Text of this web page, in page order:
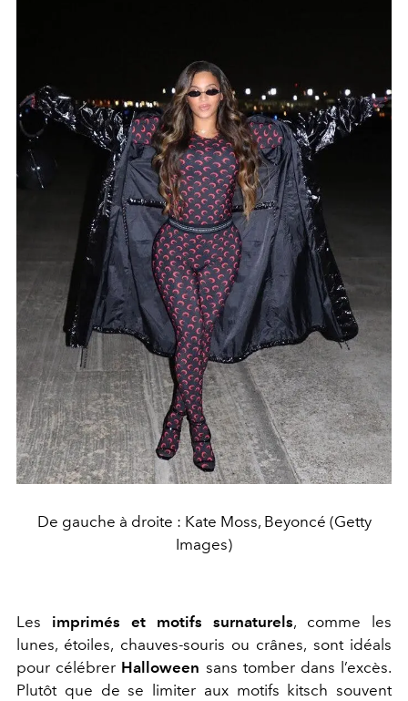
De gauche à droite : Kate Moss, Beyoncé (Getty
Images)
Les imprimés et motifs surnaturels, comme les
lunes, étoiles, chauves-souris ou crânes, sont idéals
pour célébrer Halloween sans tomber dans l’excès.
Plutôt que de se limiter aux motifs kitsch souvent